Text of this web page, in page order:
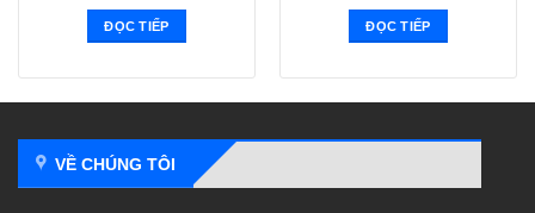
ĐỌC TIẾP ĐỌC TIẾP
VỀ CHÚNG TÔI